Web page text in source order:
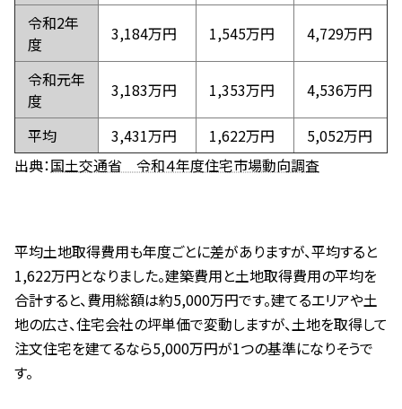
令和2年
度
3,184万円 1,545万円 4,729万円
令和元年
度
3,183万円 1,353万円 4,536万円
平均 3,431万円 1,622万円
5,052万円
出典：国土交通省 令和４年度住宅市場動向調査
平均土地取得費用も年度ごとに差がありますが、平均すると
1,622万円となりました。建築費用と土地取得費用の平均を
合計すると、費用総額は約5,000万円です。建てるエリアや土
地の広さ、住宅会社の坪単価で変動しますが、土地を取得して
注文住宅を建てるなら5,000万円が1つの基準になりそうで
す。